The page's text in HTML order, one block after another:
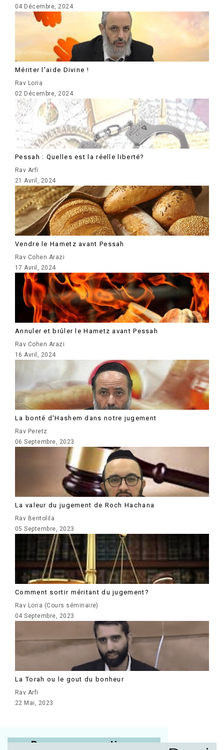
04 Décembre, 2024
Mériter l'aide Divine !
Rav Loria
02 Décembre, 2024
Pessah : Quelles est la réelle liberté?
Rav Arfi
21 Avril, 2024
Vendre le Hametz avant Pessah
Rav Cohen Arazi
17 Avril, 2024
Annuler et brûler le Hametz avant Pessah
Rav Cohen Arazi
16 Avril, 2024
La bonté d'Hashem dans notre jugement
Rav Peretz
06 Septembre, 2023
La valeur du jugement de Roch Hachana
Rav Bentolila
05 Septembre, 2023
Comment sortir méritant du jugement?
Rav Loria (Cours séminaire)
04 Septembre, 2023
La Torah ou le gout du bonheur
Rav Arfi
22 Mai, 2023
Posez vos questions